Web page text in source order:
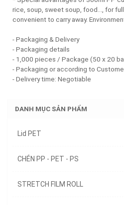
rice, soup, sweet soup, food..., for
convenient to carry away.
- Packaging & Delivery
- Packaging details
- 1,000 pieces / Package (50 x 20
- Packaging or according to
- Delivery time: Negotiable
DANH MỤC SẢN PHẨM
Lid PET
CHÉN PP - PET - PS
STRETCH FILM ROLL